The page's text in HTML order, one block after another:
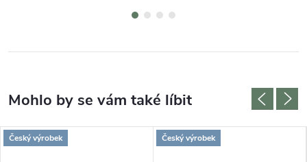
Český výrobek Český výrobek